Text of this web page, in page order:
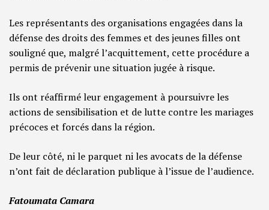
Les représentants des organisations engagées dans la
défense des droits des femmes et des jeunes filles ont
souligné que, malgré l’acquittement, cette procédure a
permis de prévenir une situation jugée à risque.
Ils ont réaffirmé leur engagement à poursuivre les
actions de sensibilisation et de lutte contre les mariages
précoces et forcés dans la région.
De leur côté, ni le parquet ni les avocats de la défense
n’ont fait de déclaration publique à l’issue de l’audience.
Fatoumata Camara